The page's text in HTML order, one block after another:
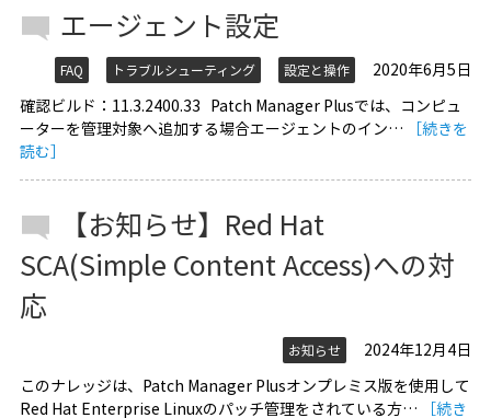
エージェント設定
FAQ トラブルシューティング 設定と操作
2020年6月5日
確認ビルド：11.3.2400.33 Patch Manager Plusでは、コンピュ
ーターを管理対象へ追加する場合エージェントのイン…
［続きを
読む］
【お知らせ】Red Hat
SCA(Simple Content Access)への対
応
お知らせ
2024年12月4日
このナレッジは、Patch Manager Plusオンプレミス版を使用して
Red Hat Enterprise Linuxのパッチ管理をされている方…
［続き